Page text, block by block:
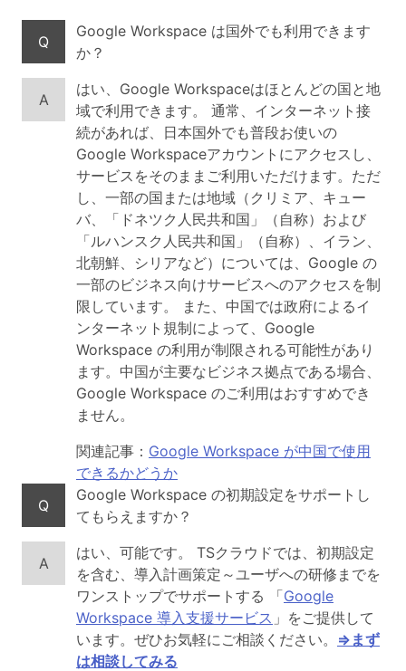
Q
Google Workspace は国外でも利用できます
か？
A
はい、Google Workspaceはほとんどの国と地
域で利用できます。 通常、インターネット接
続があれば、日本国外でも普段お使いの
Google Workspaceアカウントにアクセスし、
サービスをそのままご利用いただけます。ただ
し、一部の国または地域（クリミア、キュー
バ、「ドネツク人民共和国」（自称）および
「ルハンスク人民共和国」（自称）、イラン、
北朝鮮、シリアなど）については、Google の
一部のビジネス向けサービスへのアクセスを制
限しています。 また、中国では政府によるイ
ンターネット規制によって、Google
Workspace の利用が制限される可能性があり
ます。中国が主要なビジネス拠点である場合、
Google Workspace のご利用はおすすめでき
ません。
関連記事： Google Workspace が中国で使用
できるかどうか
Q
Google Workspace の初期設定をサポートし
てもらえますか？
A
はい、可能です。 TSクラウドでは、初期設定
を含む、導入計画策定～ユーザへの研修までを
ワンストップでサポートする 「Google
Workspace 導入支援サービス 」をご提供して
います。ぜひお気軽にご相談ください。 ⇒まず
は相談してみる